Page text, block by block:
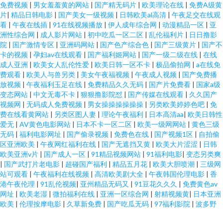
免费视频 | 男女羞羞黄的网站 | 国产精无码片 | 欧美理论在线 | 免费A级黄
片| 精品日韩电影 | 国产美女一级视频 | 日韩欧美al高清 | 午夜足交在线观
看 | 午夜在线插 | 91在线视频播放 | 伊人成年综合网 | 动漫精品一区 | 亚
洲性综合网 | 成人影片网站 | 初中吃瓜一区二区 | 乱伦福利片 | 日日撸影
院 | 国产激情专区 | 亚洲码网站 | 国产色产综合色 | 国产三级黄片 | 国产不
卡的视频 | 孕妇av在线观看 | 国产福利姬网站 | 国产一级二级在线 | 在线
成人亚洲 | 欧美女人乱伦性爱 | 欧美日韩一区不卡 | 极品偷拍网 | a在线免
费观看 | 欧美人与兽另类 | 美女午夜福视频 | 午夜成人视频 | 国产免费播
放视频 | 午夜福利玉足在线 | 免费精品久久无码 | 国产片免费看 | 国家a级
变态网站 | 中文无毒不卡 | 狠狠撸影院怼 | 国产传媒在线观看 | 久久国产
视频网 | 无码成人免费视频 | 男女操操操操操操 | 另类欧美婷婷色吧 | 免
费在线看黄网站 | 另类区图人妻 | 理论午夜福利 | 日本高清aa| 欧美日韩性
爱无 | AV黄色电影网站 | 日本不卡一区二区 | 欧美一级网网站 | 黄色三级
无码 | 福利电影网址 | 国产偷录视频 | 免费色在线 | 国产视频1区 | 自拍偷
区亚洲欧美 | 午夜网红福利在线 | 国产无遮挡又黄 | 欧美大片涩涩 | 日韩
欧美亚洲v片 | 国产成人一区 | 91精品视频网站 | 91福利电影| 变态另类爽
| 国产武打片老电影 | 超碰国产福利 | 精品五月花 | 欧美大胆喷潮 | 三级网
站可观看 | 午夜福利在线视频 | 高清欧美剧大全 | 午夜韩国伦理电影 | 香
港午夜伦理 | 91乱伦视频| 亚州精品无码又 | 91豆花久久久 | 免费黄色av
网址 | 欧美老湿 | 微拍福利在线 | 亚洲一区综合网 | 射精视频黄| 日本亚洲
欧美 | 伦理按摩电影 | 久草新免费 | 国产吃瓜无码 | 97福利影院 | 波多野